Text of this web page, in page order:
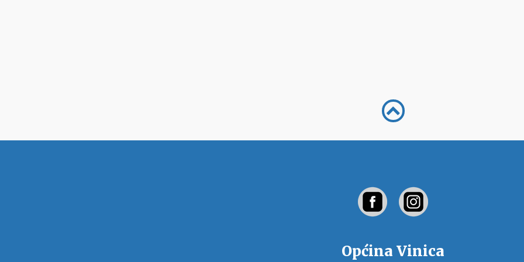
Općina Vinica